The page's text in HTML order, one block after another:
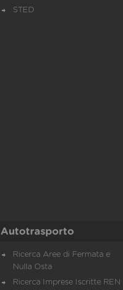
STED
Autotrasporto
Ricerca Aree di Fermata e
Nulla Osta
Ricerca Imprese Iscritte REN